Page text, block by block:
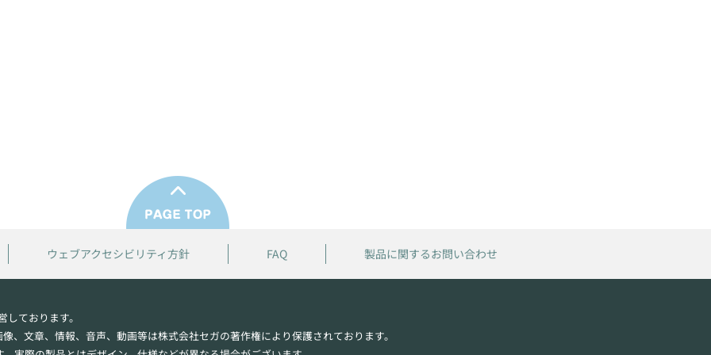
ウェブアクセシビリティ方針 FAQ 製品に関するお問い合わせ
しております。
、文章、情報、音声、動画等は株式会社セガの著作権により保護されております。